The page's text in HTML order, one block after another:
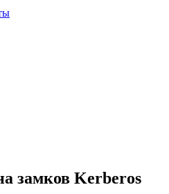
замков Kerberos